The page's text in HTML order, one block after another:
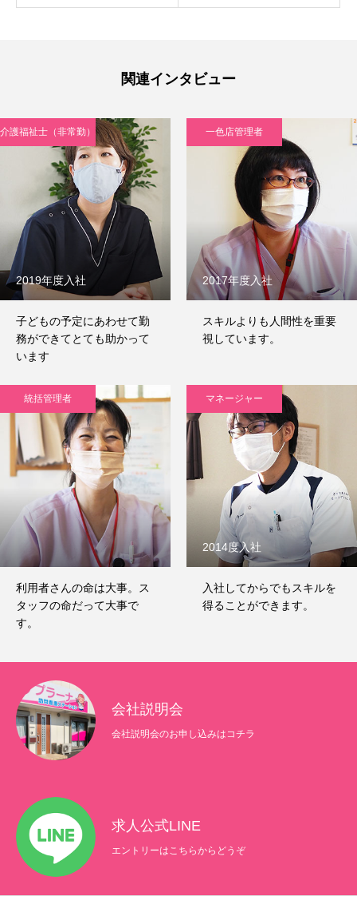
求める人財・人づくり
コーポレートサイト
エントリーフォーム
お問い合わせフォーム
ホーム 求める人財・人づくり プラーナについて 募集要項 コ
関連インタビュー
介護福祉士（非常勤）
2019年度入社
子どもの予定にあわせて勤
務ができてとても助かって
います
一色店管理者
2017年度入社
スキルよりも人間性を重要
視しています。
統括管理者
利用者さんの命は大事。ス
タッフの命だって大事で
す。
マネージャー
2014度入社
入社してからでもスキルを
得ることができます。
会社説明会
会社説明会のお申し込みはコチラ
求人公式LINE
エントリーはこちらからどうぞ